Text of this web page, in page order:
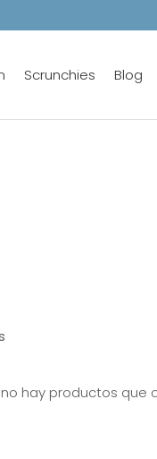
Scrunchies Blog
hay productos que